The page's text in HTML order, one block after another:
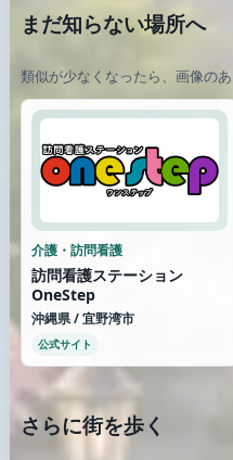
まだ知らない場所へ
類似が少なくなったら、画像の
介護・訪問看護
訪問看護ステーション
OneStep
沖縄県 / 宜野湾市
公式サイト
さらに街を歩く